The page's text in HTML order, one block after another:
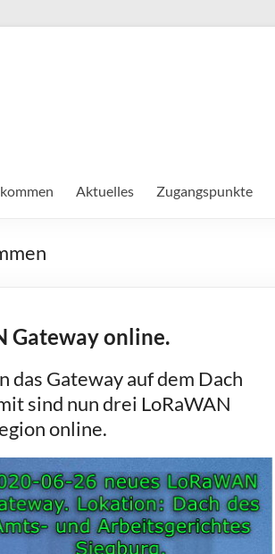
Aktuelles Zugangspunkte
Gateway online.
Gateway auf dem Dach
sind nun drei LoRaWAN
online.